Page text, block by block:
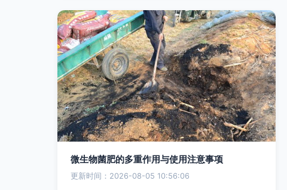
微生物菌肥的多重作用与使用注意事项
更新时间：2026-08-05 10:56:06